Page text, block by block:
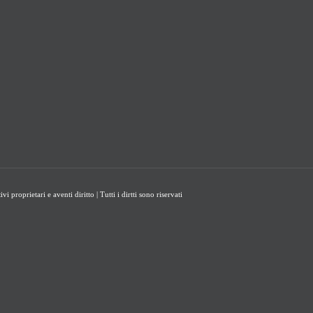
proprietari e aventi diritto | Tutti i dirtti sono riservati